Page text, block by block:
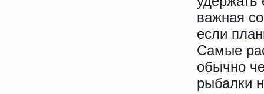
важная
если
Самые
обычно
рыбалки